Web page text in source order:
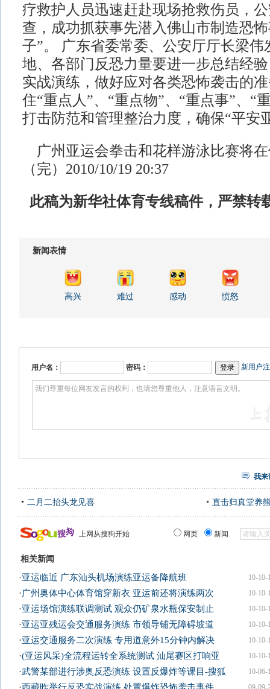
疗救护人员迅速赶赴现场抢救伤员，
查，成功抓获事先潜入佛山市制造恐
子”。 广东省委常委、公安厅厅长梁伟
地、各部门反恐力量要进一步总结经
实战演练，做好应对各类恐怖袭击的
住“重点人”、“重点物”、“重点事”、“
打击防范和管理整治力度，确保“平安
广州亚运会拳击和花样游泳比赛将
（完）2010/10/19 20:37
此稿为新华社体育专线稿件，严禁转
新闻表情
高兴 难过 感动 愤怒
用户名： 密码： 新用户
我来
二月二抬头龙见喜 直击归真堂养
上网从搜狗开始 网页 新闻
相关新闻
10-10-
·亚运临近 广东汕头机场演练亚运备降航班
10-10-
·广州奥体中心体育馆穿新衣 亚运前还将演练两次
10-10-
·亚运场馆演练联调测试 观众仍矿泉水瓶保安制止
10-10-
·亚运亚残运会交通服务演练 市领导铺无障碍坡道
10-10-
·亚运交通服务二次演练 专用道意外15分钟内解决
10-10-
·(亚运风采)全流程运转全系统测试 汕尾赛区打响亚
10-06-
·武警某部进行涉奥反恐演练 设置反爆炸等课目-搜狐
09-09-